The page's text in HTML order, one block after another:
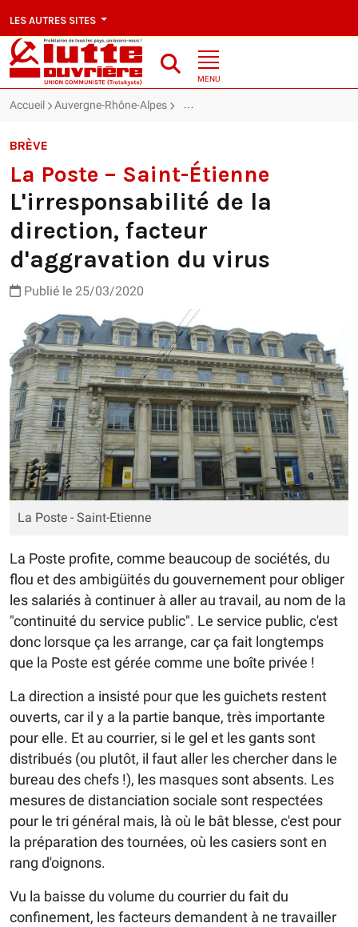
LES AUTRES SITES
MENU
Accueil Auvergne-Rhône-Alpes La Poste – Saint-Étienne :
BRÈVE
La Poste – Saint-Étienne
L'irresponsabilité de la
direction, facteur
d'aggravation du virus
Publié le 25/03/2020
La Poste - Saint-Etienne
La Poste profite, comme beaucoup de sociétés, du
flou et des ambigüités du gouvernement pour obliger
les salariés à continuer à aller au travail, au nom de la
"continuité du service public". Le service public, c'est
donc lorsque ça les arrange, car ça fait longtemps
que la Poste est gérée comme une boîte privée !
La direction a insisté pour que les guichets restent
ouverts, car il y a la partie banque, très importante
pour elle. Et au courrier, si le gel et les gants sont
distribués (ou plutôt, il faut aller les chercher dans le
bureau des chefs !), les masques sont absents. Les
mesures de distanciation sociale sont respectées
pour le tri général mais, là où le bât blesse, c'est pour
la préparation des tournées, où les casiers sont en
rang d'oignons.
Vu la baisse du volume du courrier du fait du
confinement, les facteurs demandent à ne travailler